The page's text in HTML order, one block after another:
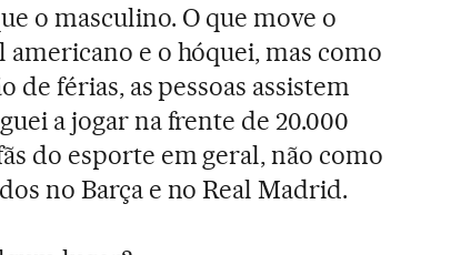
o masculino. O que move o
e o hóquei, mas como
de férias, as pessoas assistem
a jogar na frente de 20.000
do esporte em geral, não como
no Barça e no Real Madrid.